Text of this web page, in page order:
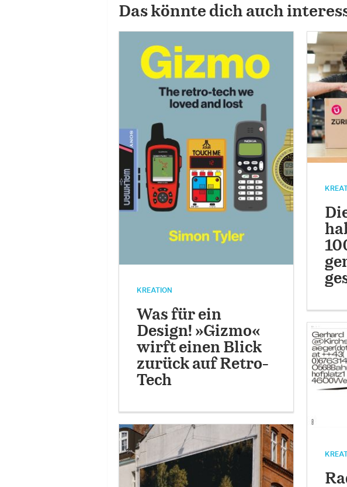
Das könnte dich auch
KREATION
Was für ein
Design! »Gizmo«
wirft einen Blick
zurück auf Retro-
Tech